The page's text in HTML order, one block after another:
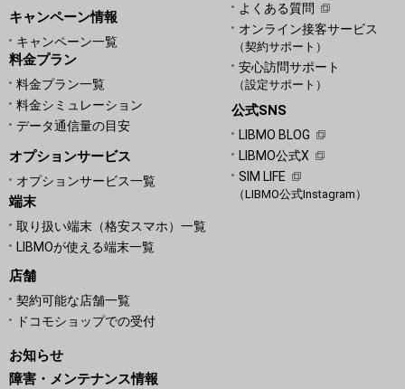
キャンペーン情報
キャンペーン一覧
料金プラン
料金プラン一覧
料金シミュレーション
データ通信量の目安
オプションサービス
オプションサービス一覧
端末
取り扱い端末（格安スマホ）一覧
LIBMOが使える端末一覧
店舗
契約可能な店舗一覧
ドコモショップでの受付
よくある質問
オンライン接客サービス
（契約サポート）
安心訪問サポート
（設定サポート）
公式SNS
LIBMO BLOG
LIBMO公式X
SIM LIFE
（LIBMO公式Instagram）
お知らせ
障害・メンテナンス情報